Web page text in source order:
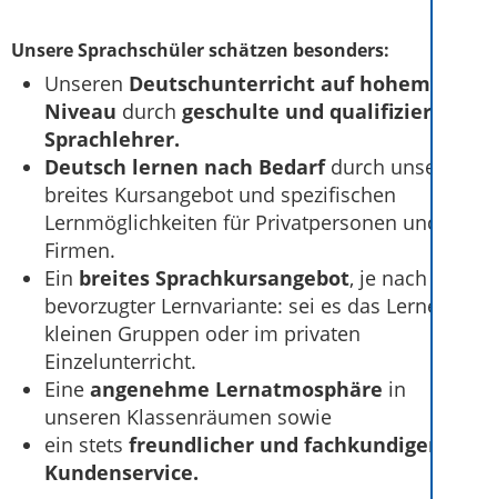
Unsere Sprachschüler schätzen besonders:
Unseren Deutschunterricht auf hohem
Niveau durchgeschulte und qualifizierte
Sprachlehrer.
Deutsch lernen nach Bedarfdurch unser
breites Kursangebot und spezifischen
Lernmöglichkeiten für Privatpersonen und
Firmen.
Ein breites Sprachkursangebot, je nach
bevorzugter Lernvariante: sei es das Lernen in
kleinen Gruppen oder im privaten
Einzelunterricht.
Eineangenehme Lernatmosphäre in
unseren Klassenräumen sowie
ein stetsfreundlicher und fachkundiger
Kundenservice.